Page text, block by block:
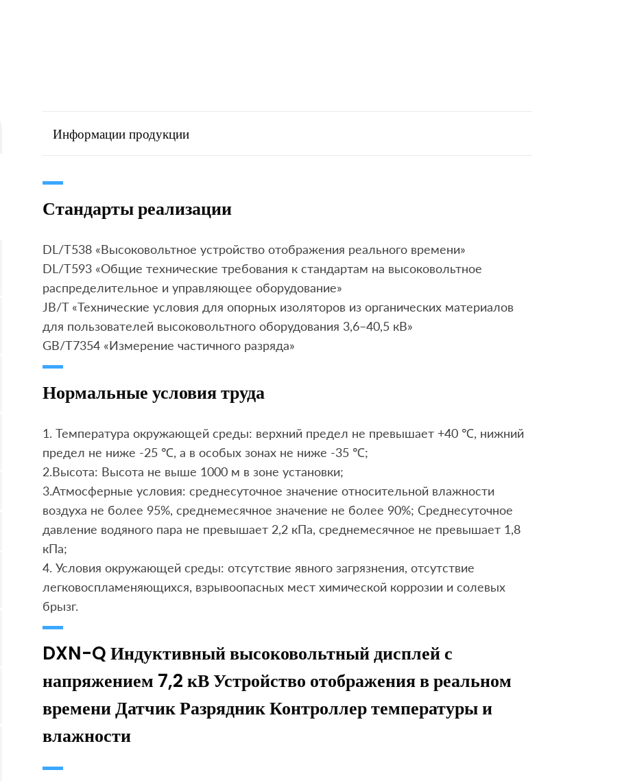
Информации продукции
Стандарты реализации
DL/T538 «Высоковольтное устройство отображения реального времени»
DL/T593 «Общие технические требования к стандартам на высоковольтное
распределительное и управляющее оборудование»
JB/T «Технические условия для опорных изоляторов из органических материалов
для пользователей высоковольтного оборудования 3,6–40,5 кВ»
GB/T7354 «Измерение частичного разряда»
Нормальные условия труда
1. Температура окружающей среды: верхний предел не превышает +40 ℃, нижний
предел не ниже -25 ℃, а в особых зонах не ниже -35 ℃;
2.Высота: Высота не выше 1000 м в зоне установки;
3.Атмосферные условия: среднесуточное значение относительной влажности
воздуха не более 95%, среднемесячное значение не более 90%; Среднесуточное
давление водяного пара не превышает 2,2 кПа, среднемесячное не превышает 1,8
кПа;
4. Условия окружающей среды: отсутствие явного загрязнения, отсутствие
легковоспламеняющихся, взрывоопасных мест химической коррозии и солевых
брызг.
DXN-Q Индуктивный высоковольтный дисплей с
напряжением 7,2 кВ Устройство отображения в реальном
времени Датчик Разрядник Контроллер температуры и
влажности